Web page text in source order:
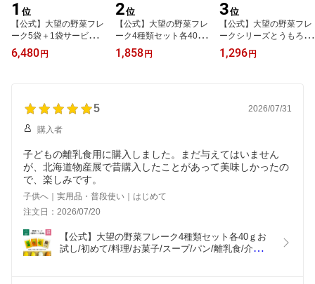
1 位
【公式】大望の野菜フレ
ーク5袋＋1袋サービス
（120g・130g・210g・
140g)合計6袋！送料無
ード
6,480 円
2位
【公式】大望の野菜フレ
ーク4種類セット各40gお
試し/初めて/料理/お菓子/
スープ/パン/離乳食/介護
1,858 円
3位
【公式】大望の野菜フレ
ークシリーズとうもろこ
しフレーク（130g）
1,296 円
5 2026/07/31
購入者
子どもの離乳食用に購入しました。まだ与えてはいません
が、北海道物産展で昔購入したことがあって美味しかったの
で、楽しみです。
子供へ｜実用品・普段使い｜はじめて
注文日：2026/07/20
【公式】大望の野菜フレーク4種類セット各40ｇお
試し/初めて/料理/お菓子/スープ/パン/離乳食/介護